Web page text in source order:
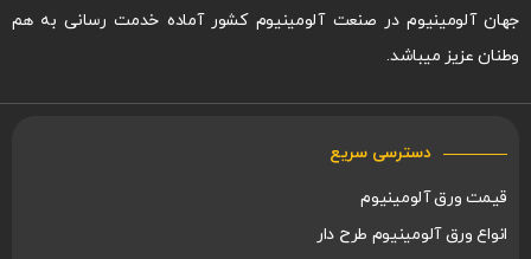
جهان آلومینیوم در صنعت آلومینیوم کشور آماده خدمت رسانی به هم
وطنان عزیز میباشد.
دسترسی سریع
قیمت ورق آلومینیوم
انواع ورق آلومینیوم طرح دار